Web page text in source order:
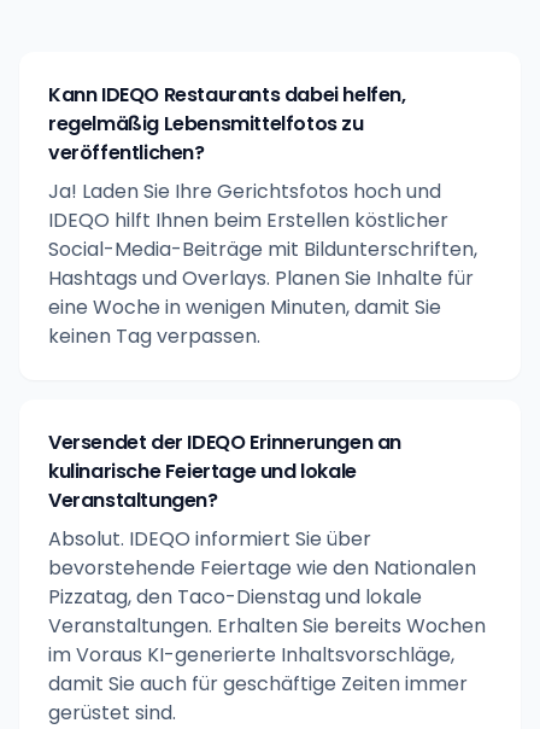
Kann IDEQO Restaurants dabei helfen,
regelmäßig Lebensmittelfotos zu
veröffentlichen?
Ja! Laden Sie Ihre Gerichtsfotos hoch und
IDEQO hilft Ihnen beim Erstellen köstlicher
Social-Media-Beiträge mit Bildunterschriften,
Hashtags und Overlays. Planen Sie Inhalte für
eine Woche in wenigen Minuten, damit Sie
keinen Tag verpassen.
Versendet der IDEQO Erinnerungen an
kulinarische Feiertage und lokale
Veranstaltungen?
Absolut. IDEQO informiert Sie über
bevorstehende Feiertage wie den Nationalen
Pizzatag, den Taco-Dienstag und lokale
Veranstaltungen. Erhalten Sie bereits Wochen
im Voraus KI-generierte Inhaltsvorschläge,
damit Sie auch für geschäftige Zeiten immer
gerüstet sind.